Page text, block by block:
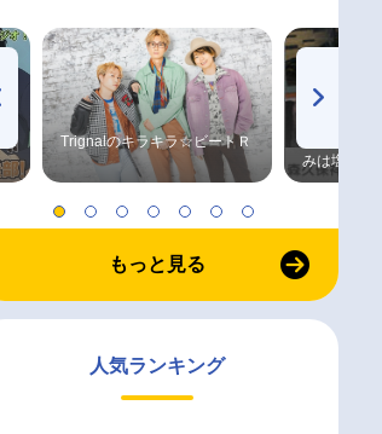
Trignalのキラキラ☆ビートＲ
みは塩だけ
もっと見る
人気ランキング